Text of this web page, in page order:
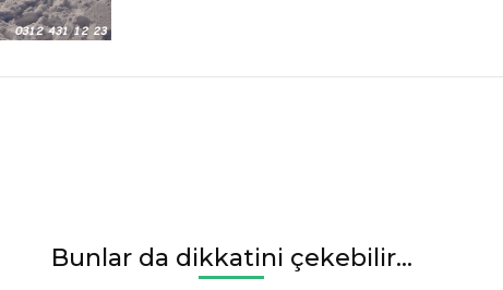
Bunlar da dikkatini çekebilir...